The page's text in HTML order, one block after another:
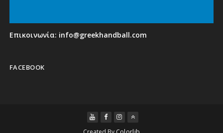
Επικοινωνία: info@greekhandball.com
FACEBOOK